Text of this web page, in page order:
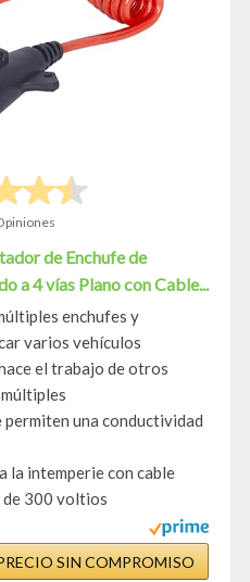
de Enchufe de
a 4 vías Plano con Cable...
enchufes y
varios vehículos
el trabajo de otros
una conductividad
la intemperie con cable
de 300 voltios
SIN COMPROMISO